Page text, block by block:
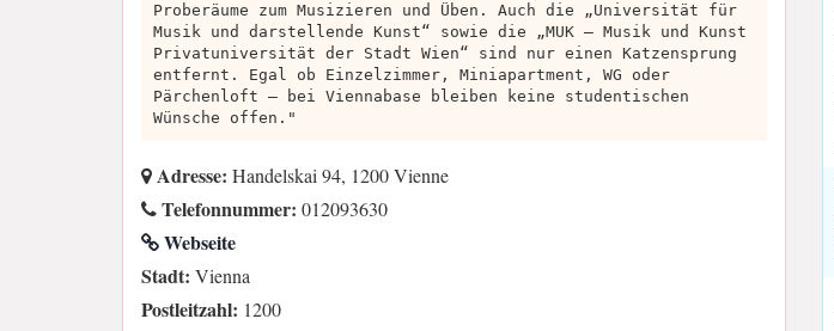
Proberäume zum Musizieren und Üben. Auch die „Universität für
Musik und darstellende Kunst“ sowie die „MUK – Musik und Kunst
Privatuniversität der Stadt Wien“ sind nur einen Katzensprung
entfernt. Egal ob Einzelzimmer, Miniapartment, WG oder
Pärchenloft – bei Viennabase bleiben keine studentischen
Wünsche offen."
Adresse: Handelskai 94, 1200 Vienne
Telefonnummer: 012093630
Webseite
Stadt: Vienna
Postleitzahl: 1200